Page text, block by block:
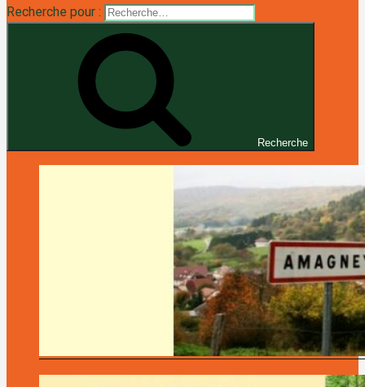
Recherche pour :
Recherche